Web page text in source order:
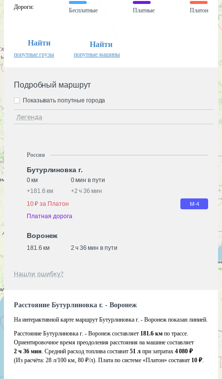
Дороги:
Бесплатные Платные Платон
Найти
попутные грузы
Найти
попутные машины
Подробный маршрут
Легенда
Показывать попутные города
Россия
Бутурлиновка г.
0 км
0 мин в пути
+181.6 км +2 ч 36 мин
10 ₽ за Платон
М-4
Платная дорога
Воронеж
181.6 км 2 ч 36 мин в пути
Нашли ошибку?
Расстояние Бутурлиновка г. - Воронеж
На интерактивной карте маршрут Бутурлиновка г. - Воронеж показан линией.
Расстояние Бутурлиновка г. - Воронеж составляет 181.6 км по трассе.
Ориентировочное время преодоления расстояния на машине составляет
2 ч 36 мин. Средний расход топлива составит 51 л при затратах 4 080 ₽
(Из расчёта: 28 л/100 км, 80 ₽/л). Плата по системе «Платон» составит 10 ₽.